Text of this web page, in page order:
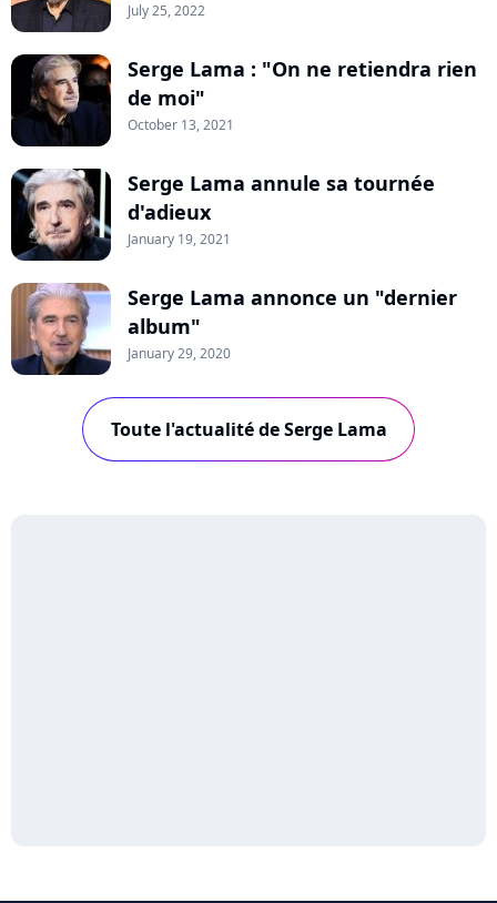
July 25, 2022
Serge Lama : "On ne retiendra rien
de moi"
October 13, 2021
Serge Lama annule sa tournée
d'adieux
January 19, 2021
Serge Lama annonce un "dernier
album"
January 29, 2020
Toute l'actualité de Serge Lama